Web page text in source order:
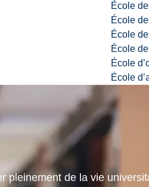
École
École
École
École
École
École
pleinement de la vie